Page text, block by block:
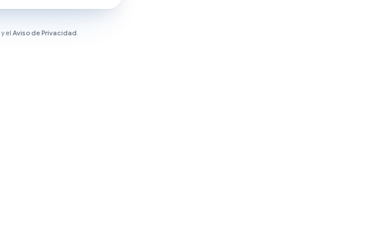
y el Aviso de Privacidad.